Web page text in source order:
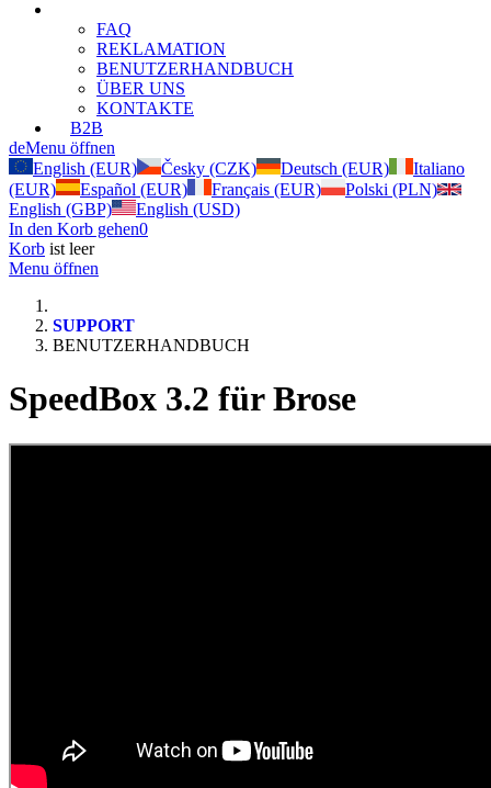
FAQ
REKLAMATION
BENUTZERHANDBUCH
ÜBER UNS
KONTAKTE
B2B
deMenu öffnen
English (EUR)
Česky (CZK) Deutsch (EUR)
Italiano
(EUR)
Español (EUR) Français (EUR)
Polski (PLN)
English (GBP)
English (USD)
In den Korb gehen0
Korb ist leer
Menu öffnen
SUPPORT
BENUTZERHANDBUCH
SpeedBox 3.2 für Brose